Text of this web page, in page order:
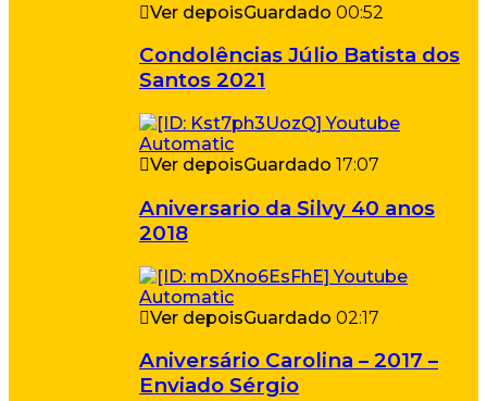
Ver depoisGuardado 00:52
Condolências Júlio Batista dos
Santos 2021
Ver depoisGuardado 17:07
Aniversario da Silvy 40 anos
2018
Ver depoisGuardado 02:17
Aniversário Carolina – 2017 –
Enviado Sérgio